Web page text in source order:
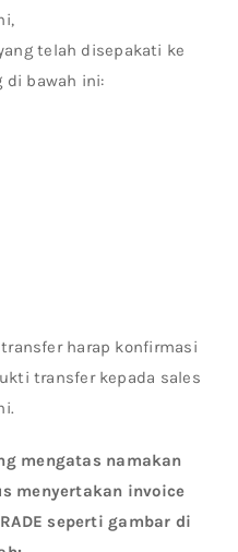
telah disepakati ke
di bawah ini:
harap konfirmasi
transfer kepada sales
mengatas namakan
menyertakan invoice
seperti gambar di